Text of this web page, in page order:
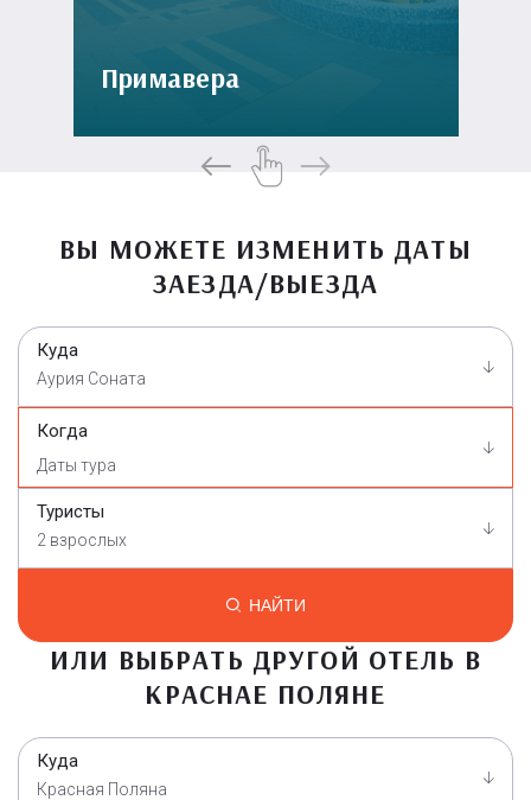
Примавера
ВЫ МОЖЕТЕ ИЗМЕНИТЬ ДАТЫ
ЗАЕЗДА/ВЫЕЗДА
Куда
Аурия Соната
Когда
Туристы
2 взрослых
НАЙТИ
ИЛИ ВЫБРАТЬ ДРУГОЙ ОТЕЛЬ В
КРАСНАЕ ПОЛЯНЕ
Куда
Красная Поляна